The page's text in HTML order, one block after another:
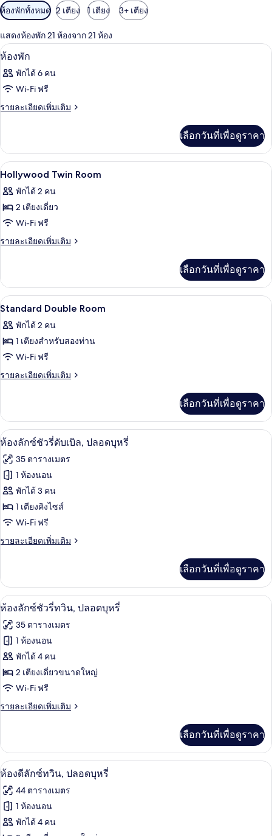
ตัว
กรอง
ที่
มี
ให้
สำหรับ
พัก
ห้องพักทั้งหมด 2 เตียง 1 เตียง 3+ เตียง
แสดงห้องพัก 21 ห้องจาก 21 ห้อง
เปิด
ภาพถ่าย
ทั้งหมด
ของ
มินิบาร์, ตู้นิรภัยในห้องพัก, โต๊ะทำงาน,
2
ห้องพัก
พักได้ 6 คน
Wi-Fi ฟรี
รายละเอียดเพิ่มเติม
ราย
เกี่ยว
กับ
ห้อง
เลือกวันที่เพื่อดูราคา
เปิด
ภาพถ่าย
ทั้งหมด
ของ
Hollywood
มินิบาร์, ตู้นิรภัยในห้องพัก, โต๊ะทำงาน,
5
Hollywood Twin Room
พักได้ 2 คน
2 เตียงเดี่ยว
Wi-Fi ฟรี
รายละเอียดเพิ่มเติม
ราย
เกี่ยว
กับ
Hollywood
Room
เลือกวันที่เพื่อดูราคา
เปิด
ภาพถ่าย
ทั้งหมด
ของ
Standard
มินิบาร์, ตู้นิรภัยในห้องพัก, โต๊ะทำงาน,
8
Standard Double Room
พักได้ 2 คน
1 เตียงสำหรับสองท่าน
Wi-Fi ฟรี
รายละเอียดเพิ่มเติม
ราย
เกี่ยว
กับ
Standard
Room
เลือกวันที่เพื่อดูราคา
เปิด
ภาพถ่าย
ทั้งหมด
ของ
ห้อง
ลัก
ซ์ชัว
ดับเบิล,
ปลอด
บุหรี่
มินิบาร์, ตู้นิรภัยในห้องพัก, โต๊ะทำงาน,
2
ห้องลักซ์ชัวรี่ดับเบิล, ปลอดบุหรี่
35 ตารางเมตร
1 ห้องนอน
พักได้ 3 คน
1 เตียงคิงไซส์
Wi-Fi ฟรี
รายละเอียดเพิ่มเติม
ราย
เกี่ยว
กับ
ห้อง
ซ์ชัว
รี่
ดับเบิล,
ปลอด
บุหรี่
เลือกวันที่เพื่อดูราคา
เปิด
ภาพถ่าย
ทั้งหมด
ของ
ห้อง
ลัก
ซ์ชัว
ทวิน,
ปลอด
บุหรี่
ฝักบัวในอ่างอาบน้ำ, อ่างอาบน้ำแบบแ
1
ห้องลักซ์ชัวรี่ทวิน, ปลอดบุหรี่
35 ตารางเมตร
1 ห้องนอน
พักได้ 4 คน
2 เตียงเดี่ยวขนาดใหญ่
Wi-Fi ฟรี
รายละเอียดเพิ่มเติม
ราย
เกี่ยว
กับ
ห้อง
ซ์ชัว
รี่
น,
เลือกวันที่เพื่อดูราคา
เปิด
ภาพถ่าย
ทั้งหมด
ของ
ห้องดีลักซ์ทวิน, ปลอดบุหรี่ | มินิบาร์, ตู้
2
ห้องดีลักซ์ทวิน, ปลอดบุหรี่
44 ตารางเมตร
1 ห้องนอน
พักได้ 4 คน